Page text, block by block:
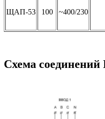
ЩАП-53 100 ~400/230
Схема